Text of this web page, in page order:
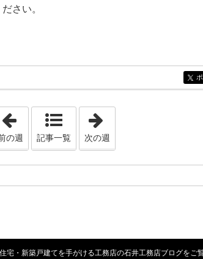
さい。
「2023年1月29日 - 2023年2月 4日」
の週 記事一覧 次の週
宅・新築戸建てを手がける工務店の石井工務店ブログをご